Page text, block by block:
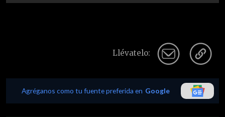
Llévatelo:
Agréganos como tu fuente preferida en Google